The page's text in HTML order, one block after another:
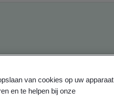
van cookies op uw apparaat
en te helpen bij onze